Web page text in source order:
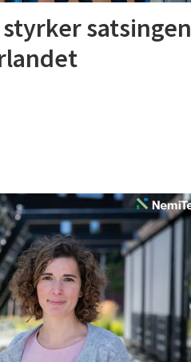
styrker satsingen